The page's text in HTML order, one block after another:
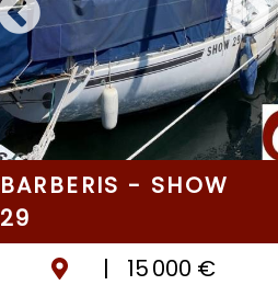
BARBERIS - SHOW
29
|
15 000 €